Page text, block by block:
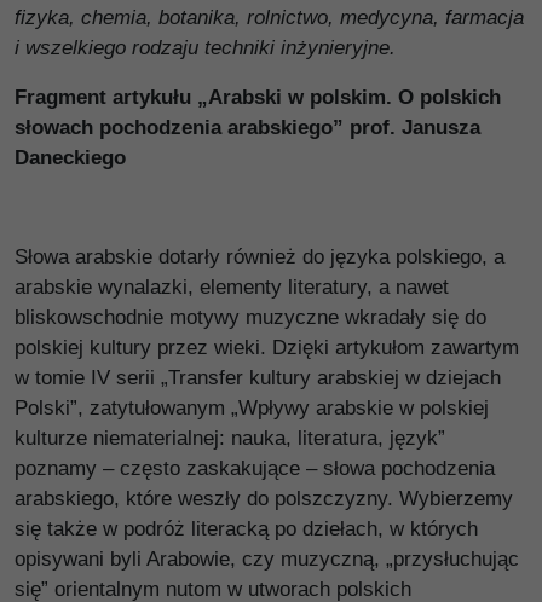
fizyka, chemia, botanika, rolnictwo, medycyna, farmacja
i wszelkiego rodzaju techniki inżynieryjne.
Fragment artykułu „Arabski w polskim. O polskich
słowach pochodzenia arabskiego” prof. Janusza
Daneckiego
Słowa arabskie dotarły również do języka polskiego, a
arabskie wynalazki, elementy literatury, a nawet
bliskowschodnie motywy muzyczne wkradały się do
polskiej kultury przez wieki. Dzięki artykułom zawartym
w tomie IV serii „Transfer kultury arabskiej w dziejach
Polski”, zatytułowanym „Wpływy arabskie w polskiej
kulturze niematerialnej: nauka, literatura, język”
poznamy ­– często zaskakujące – słowa pochodzenia
arabskiego, które weszły do polszczyzny. Wybierzemy
się także w podróż literacką po dziełach, w których
opisywani byli Arabowie, czy muzyczną, „przysłuchując
się” orientalnym nutom w utworach polskich